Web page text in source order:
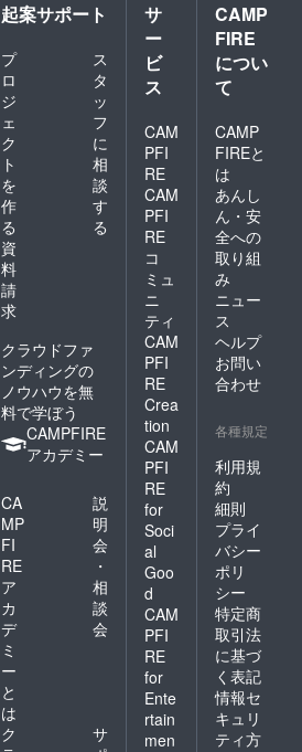
起案サポート
プ
ロ
ジ
ェ
ク
ト
を
作
る
ス
タ
ッ
フ
に
相
談
す
る
資
料
請
求
クラウドファ
ンディングの
ノウハウを無
料で学ぼう
CAMPFIRE
アカデミー
CA
MP
FI
RE
ア
カ
デ
ミ
ー
と
は
説
明
会
・
相
談
会
ク
サ
サ
ー
ビ
ス
CAM
PFI
RE
CAM
PFI
RE
コ
ミュ
ニ
ティ
CAM
PFI
RE
Crea
tion
CAM
PFI
RE
for
Soci
al
Goo
d
CAM
PFI
RE
for
Ente
rtain
men
CAMP
FIRE
につい
て
CAMP
FIREと
は
あんし
ん・安
全への
取り組
み
ニュー
ス
ヘルプ
お問い
合わせ
各種規定
利用規
約
細則
プライ
バシー
ポリ
シー
特定商
取引法
に基づ
く表記
情報セ
キュリ
ティ方